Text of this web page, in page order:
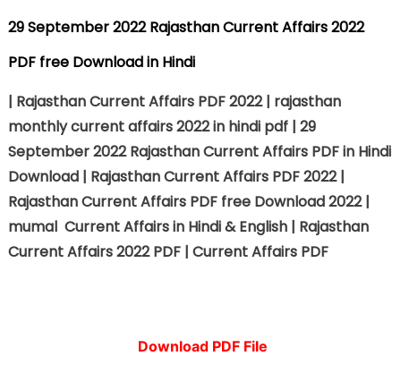
29 September 2022 Rajasthan Current Affairs 2022
PDF free Download in Hindi
| Rajasthan Current Affairs PDF 2022 | rajasthan
monthly current affairs 2022 in hindi pdf | 29
September 2022 Rajasthan Current Affairs PDF in Hindi
Download | Rajasthan Current Affairs PDF 2022 |
Rajasthan Current Affairs PDF free Download 2022 |
mumal Current Affairs in Hindi & English | Rajasthan
Current Affairs 2022 PDF | Current Affairs PDF
Download PDF File